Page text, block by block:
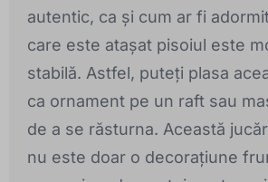
autentic, ca și cum ar fi
care este atașat pisoiul este
stabilă. Astfel, puteți plasa
ca ornament pe un raft sau
de a se răsturna. Această
nu este doar o decorațiune